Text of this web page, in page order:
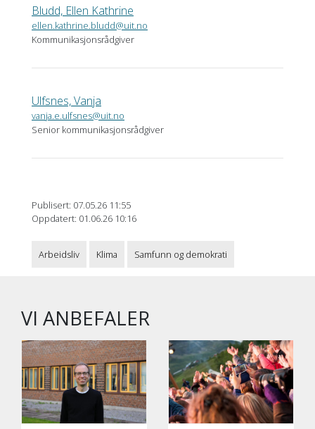
Bludd, Ellen Kathrine
ellen.kathrine.bludd@uit.no
Kommunikasjonsrådgiver
Ulfsnes, Vanja
vanja.e.ulfsnes@uit.no
Senior kommunikasjonsrådgiver
Publisert: 07.05.26 11:55
Oppdatert: 01.06.26 10:16
Arbeidsliv Klima Samfunn og demokrati
VI ANBEFALER